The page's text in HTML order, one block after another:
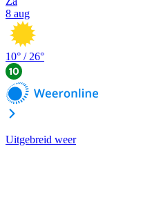
8 aug
10° / 26°
Uitgebreid weer